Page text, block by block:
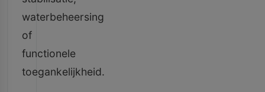
waterbeheersing
of
functionele
toegankelijkheid.